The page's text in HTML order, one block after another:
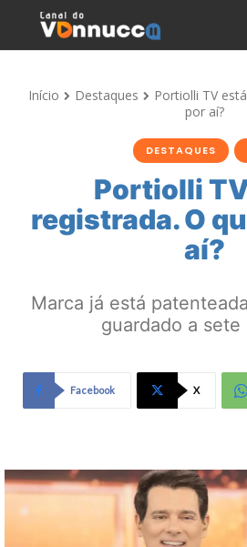
Início Destaques
Portiolli TV
por aí?
DESTAQUES
Portiolli
registrada. O
aí?
Marca já está
guardado a sete
Facebook X